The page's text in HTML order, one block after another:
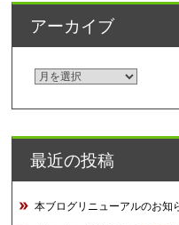
アーカイブ
ア
イ
ブ
最近の投稿
本ブログリニューアルのお知